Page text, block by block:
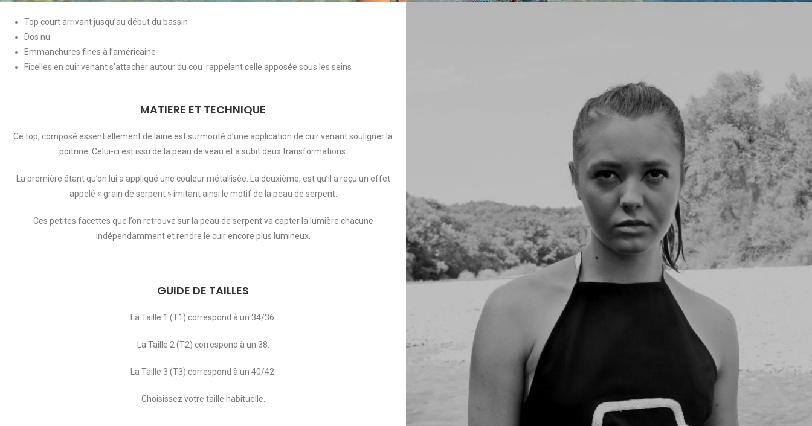
Top court arrivant jusqu’au début du bassin
Dos nu
Emmanchures fines à l’américaine
Ficelles en cuir venant s’attacher autour du cou rappelant celle apposée sous les seins
MATIERE ET TECHNIQUE
Ce top, composé essentiellement de laine est surmonté d’une application de cuir venant souligner la
poitrine. Celui-ci est issu de la peau de veau et a subit deux transformations.
La première étant qu’on lui a appliqué une couleur métallisée. La deuxième, est qu’il a reçu un effet
appelé « grain de serpent » imitant ainsi le motif de la peau de serpent.
Ces petites facettes que l’on retrouve sur la peau de serpent va capter la lumière chacune
indépendamment et rendre le cuir encore plus lumineux.
GUIDE DE TAILLES
La Taille 1 (T1) correspond à un 34/36.
La Taille 2 (T2) correspond à un 38.
La Taille 3 (T3) correspond à un 40/42.
Choisissez votre taille habituelle.